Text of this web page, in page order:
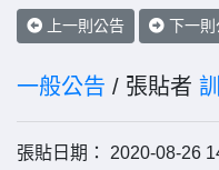
上一則公告 下一則
一般公告 / 張貼者
張貼日期： 2020-08-26